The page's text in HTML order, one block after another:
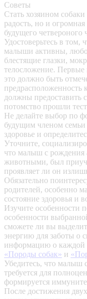
Советы
Стать хозяином
радость, но и
будущего четвероного
Удостоверьтесь в том,
малыши активны,
блестящие глазки,
телосложение.
это должно быть
предрасположенность
должны предоставить
потомство прошли
Не делайте выбор по
будущим членом семьи
здоровье и
Уточните,
что малыш с рождения
животными, был
проявляет ли он
Обязательно
родителей, особенно
состояние здоровья и
Изучите особенности
особенности
сможете ли вы
энергию для заботы о
информацию о каждой
«Породы собак» и
Убедитесь, что малыш
требуется для
формируется
После достижения